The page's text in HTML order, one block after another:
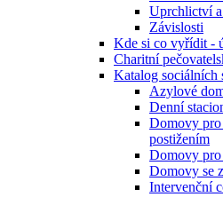
Uprchlictví
Závislosti
Kde si co vyřídit -
Charitní
Katalog sociálních
Azylové
Denní
Domovy pro
postižením
Domovy
Domovy se
Intervenční